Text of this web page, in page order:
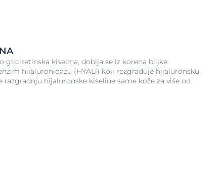
gliciretinska kiselina, dobija se iz korena biljke
hijaluronidazu (HYAL1) koji rezgrađuje hijaluronsku
hijaluronske kiseline same kože za više od